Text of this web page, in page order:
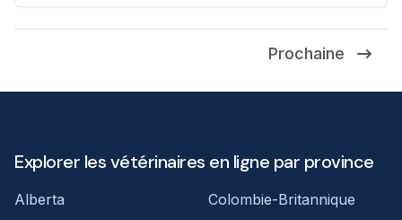
Prochaine
Explorer les vétérinaires en ligne par province
Alberta
Colombie-Britannique